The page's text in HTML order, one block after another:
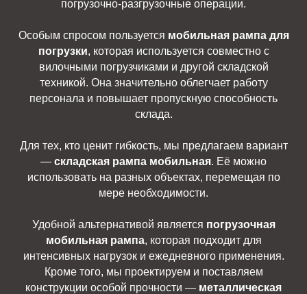
погрузочно-разгрузочные операции.
Особым спросом пользуется мобильная рампа для
погрузки, которая используется совместно с
вилочными погрузчиками и другой складской
техникой. Она значительно облегчает работу
персонала и повышает пропускную способность
склада.
Для тех, кто ценит гибкость, мы предлагаем вариант
— складская рампа мобильная. Её можно
использовать на разных объектах, перемещая по
мере необходимости.
Удобной альтернативой является погрузочная
мобильная рампа, которая подходит для
интенсивных нагрузок и ежедневного применения.
Кроме того, мы проектируем и поставляем
конструкции особой прочности — металлическая